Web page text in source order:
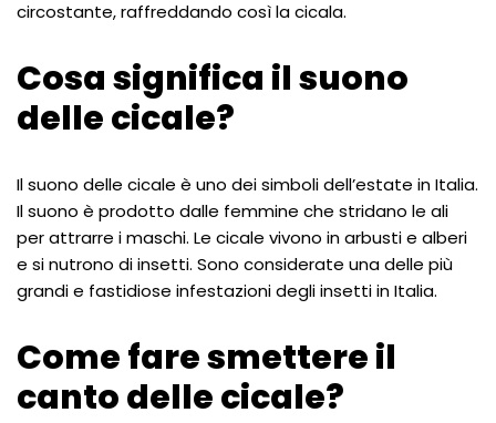
circostante, raffreddando così la cicala.
Cosa significa il suono
delle cicale?
Il suono delle cicale è uno dei simboli dell’estate in Italia.
Il suono è prodotto dalle femmine che stridano le ali
per attrarre i maschi. Le cicale vivono in arbusti e alberi
e si nutrono di insetti. Sono considerate una delle più
grandi e fastidiose infestazioni degli insetti in Italia.
Come fare smettere il
canto delle cicale?